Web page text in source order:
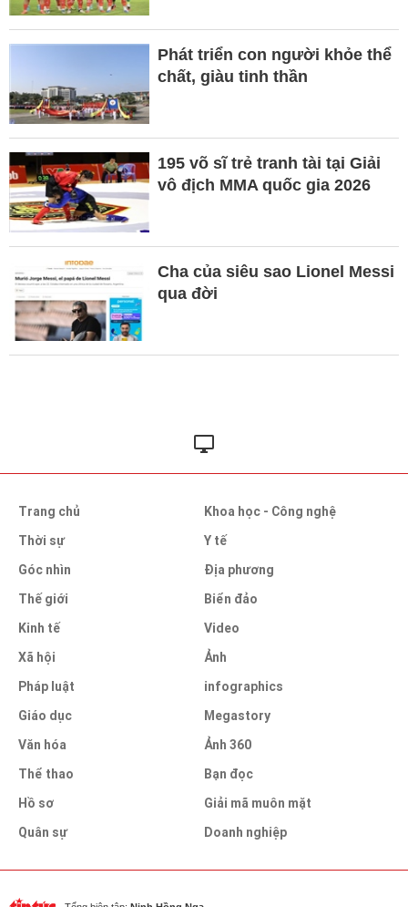
Phát triển con người khỏe thể
chất, giàu tinh thần
195 võ sĩ trẻ tranh tài tại Giải
vô địch MMA quốc gia 2026
Cha của siêu sao Lionel Messi
qua đời
Trang chủ
Thời sự
Góc nhìn
Thế giới
Kinh tế
Xã hội
Pháp luật
Giáo dục
Văn hóa
Thể thao
Hồ sơ
Quân sự
Khoa học - Công nghệ
Y tế
Địa phương
Biển đảo
Video
Ảnh
infographics
Megastory
Ảnh 360
Bạn đọc
Giải mã muôn mặt
Doanh nghiệp